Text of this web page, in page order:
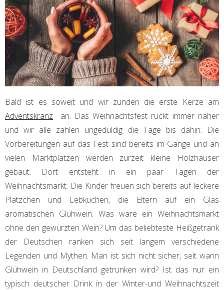
Bald ist es soweit und wir zünden die erste Kerze am
Adventskranz an. Das Weihnachtsfest rückt immer näher
und wir alle zählen ungeduldig die Tage bis dahin. Die
Vorbereitungen auf das Fest sind bereits im Gange und an
vielen Marktplätzen werden zurzeit kleine Holzhäuser
gebaut. Dort entsteht in ein paar Tagen der
Weihnachtsmarkt. Die Kinder freuen sich bereits auf leckere
Plätzchen und Lebkuchen, die Eltern auf ein Glas
aromatischen Glühwein. Was wäre ein Weihnachtsmarkt
ohne den gewürzten Wein? Um das beliebteste Heißgetränk
der Deutschen ranken sich seit langem verschiedene
Legenden und Mythen. Man ist sich nicht sicher, seit wann
Glühwein in Deutschland getrunken wird? Ist das nur ein
typisch deutscher Drink in der Winter-und Weihnachtszeit